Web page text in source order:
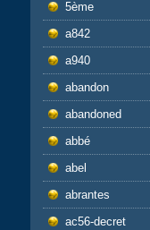
5ème
a842
a940
abandon
abandoned
abbé
abel
abrantes
ac56-decret